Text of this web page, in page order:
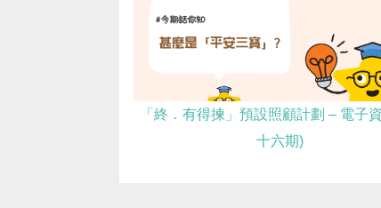
「終．有得揀」預設照顧計劃 – 電子
十六期)